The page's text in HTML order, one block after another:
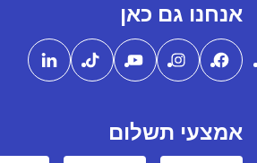
אנחנו גם כאן
אמצעי תשלום